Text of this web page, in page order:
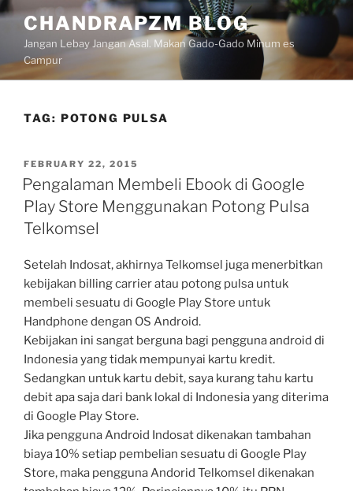
Skip
content
CHANDRAPZM BLOG
Jangan Lebay Jangan Asal. Makan Gado-Gado Minum es
Campur
TAG: POTONG PULSA
POSTED
ON
FEBRUARY 22, 2015
Pengalaman Membeli Ebook di Google
Play Store Menggunakan Potong Pulsa
Telkomsel
Setelah Indosat, akhirnya Telkomsel juga menerbitkan
kebijakan billing carrier atau potong pulsa untuk
membeli sesuatu di Google Play Store untuk
Handphone dengan OS Android.
Kebijakan ini sangat berguna bagi pengguna android di
Indonesia yang tidak mempunyai kartu kredit.
Sedangkan untuk kartu debit, saya kurang tahu kartu
debit apa saja dari bank lokal di Indonesia yang diterima
di Google Play Store.
Jika pengguna Android Indosat dikenakan tambahan
biaya 10% setiap pembelian sesuatu di Google Play
Store, maka pengguna Andorid Telkomsel dikenakan